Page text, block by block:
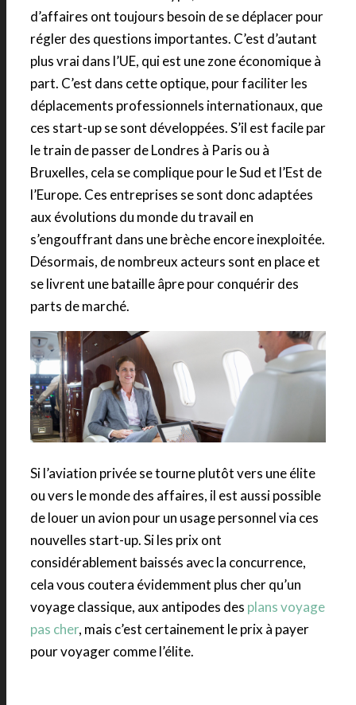
d’affaires ont toujours besoin de se déplacer pour
régler des questions importantes. C’est d’autant
plus vrai dans l’UE, qui est une zone économique à
part. C’est dans cette optique, pour faciliter les
déplacements professionnels internationaux, que
ces start-up se sont développées. S’il est facile par
le train de passer de Londres à Paris ou à
Bruxelles, cela se complique pour le Sud et l’Est de
l’Europe. Ces entreprises se sont donc adaptées
aux évolutions du monde du travail en
s’engouffrant dans une brèche encore inexploitée.
Désormais, de nombreux acteurs sont en place et
se livrent une bataille âpre pour conquérir des
parts de marché.
Si l’aviation privée se tourne plutôt vers une élite
ou vers le monde des affaires, il est aussi possible
de louer un avion pour un usage personnel via ces
nouvelles start-up. Si les prix ont
considérablement baissés avec la concurrence,
cela vous coutera évidemment plus cher qu’un
voyage classique, aux antipodes des plans voyage
pas cher, mais c’est certainement le prix à payer
pour voyager comme l’élite.